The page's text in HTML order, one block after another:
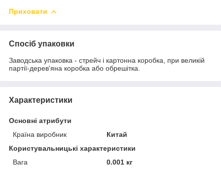
Приховати
Спосіб упаковки
Заводська упаковка - стрейч і картонна коробка, при великій
партії-дерев'яна коробка або обрешітка.
Характеристики
Основні атрибути
Країна виробник
Китай
Користувальницькі характеристики
Вага
0.001 кг